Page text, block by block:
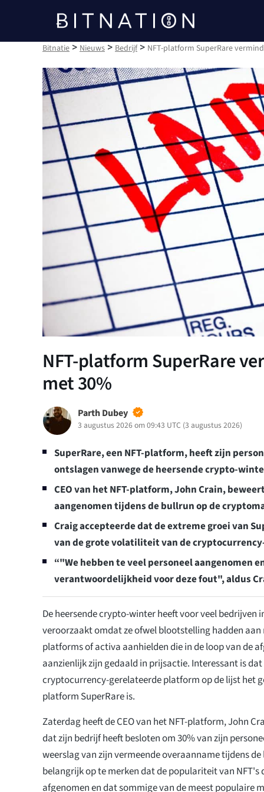
Bitnatie
Bitnatie > Nieuws > Bedrijf> NFT-platform SuperRare
NFT-platform SuperRare
met 30%
Parth Dubey
3 augustus 2026 om 09:43 UTC (3 augustus 2026)
SuperRare, een NFT-platform, heeft zijn
ontslagen vanwege de heersende crypto-
CEO van het NFT-platform, John Crain,
aangenomen tijdens de bullrun op de
Craig accepteerde dat de extreme groei van
van de grote volatiliteit van de
“"We hebben te veel personeel aangenomen
verantwoordelijkheid voor deze fout", aldus
De heersende crypto-winter heeft voor veel bedrijven
veroorzaakt omdat ze ofwel blootstelling hadden
platforms of activa aanhielden die in de loop van de
aanzienlijk zijn gedaald in prijsactie. Interessant is
cryptocurrency-gerelateerde platform op de lijst het
platform SuperRare is.
Zaterdag heeft de CEO van het NFT-platform, John
dat zijn bedrijf heeft besloten om 30% van zijn
weerslag van zijn vermeende overaanname tijdens
belangrijk op te merken dat de populariteit van NFT's
afgenomen en dat sommige van de meest populaire